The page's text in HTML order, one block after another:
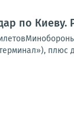
по Киеву.
плюс